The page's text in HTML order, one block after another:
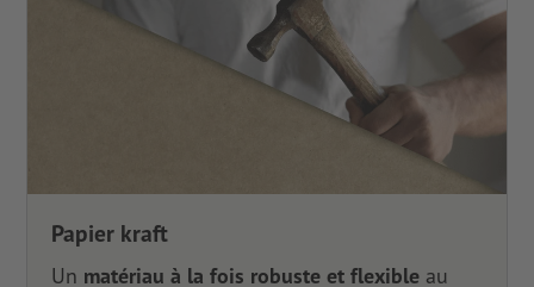
Papier kraft
Un matériau à la fois robuste et flexibleau